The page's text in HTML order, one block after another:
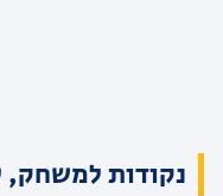
נקודות למשחק,